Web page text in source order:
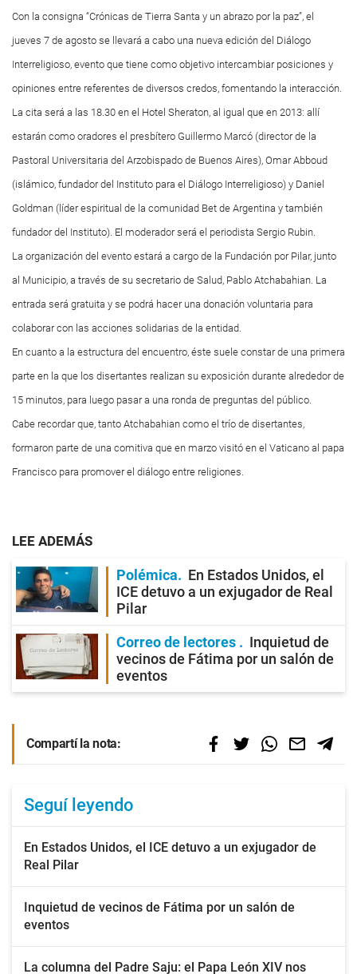
Con la consigna “Crónicas de Tierra Santa y un abrazo por la paz”, el
jueves 7 de agosto se llevará a cabo una nueva edición del Diálogo
Interreligioso, evento que tiene como objetivo intercambiar posiciones y
opiniones entre referentes de diversos credos, fomentando la interacción.
La cita será a las 18.30 en el Hotel Sheraton, al igual que en 2013: allí
estarán como oradores el presbítero Guillermo Marcó (director de la
Pastoral Universitaria del Arzobispado de Buenos Aires), Omar Abboud
(islámico, fundador del Instituto para el Diálogo Interreligioso) y Daniel
Goldman (líder espiritual de la comunidad Bet de Argentina y también
fundador del Instituto). El moderador será el periodista Sergio Rubin.
La organización del evento estará a cargo de la Fundación por Pilar, junto
al Municipio, a través de su secretario de Salud, Pablo Atchabahian. La
entrada será gratuita y se podrá hacer una donación voluntaria para
colaborar con las acciones solidarias de la entidad.
En cuanto a la estructura del encuentro, éste suele constar de una primera
parte en la que los disertantes realizan su exposición durante alrededor de
15 minutos, para luego pasar a una ronda de preguntas del público.
Cabe recordar que, tanto Atchabahian como el trío de disertantes,
formaron parte de una comitiva que en marzo visitó en el Vaticano al papa
Francisco para promover el diálogo entre religiones.
LEE ADEMÁS
Polémica
En Estados Unidos, el
ICE detuvo a un exjugador de Real
Pilar
Correo de lectores
Inquietud de
vecinos de Fátima por un salón de
eventos
Compartí la nota:
Seguí leyendo
En Estados Unidos, el ICE detuvo a un exjugador de
Real Pilar
Inquietud de vecinos de Fátima por un salón de
eventos
La columna del Padre Saju: el Papa León XIV nos